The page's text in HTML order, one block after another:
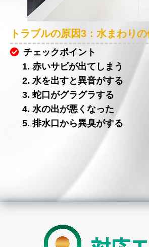
トラブルの原因3：水まわり
チェックポイント
1. 赤いサビが出てしまう
2. 水を出すと異音がする
3. 蛇口がグラグラする
4. 水の出が悪くなった
5. 排水口から異臭がする